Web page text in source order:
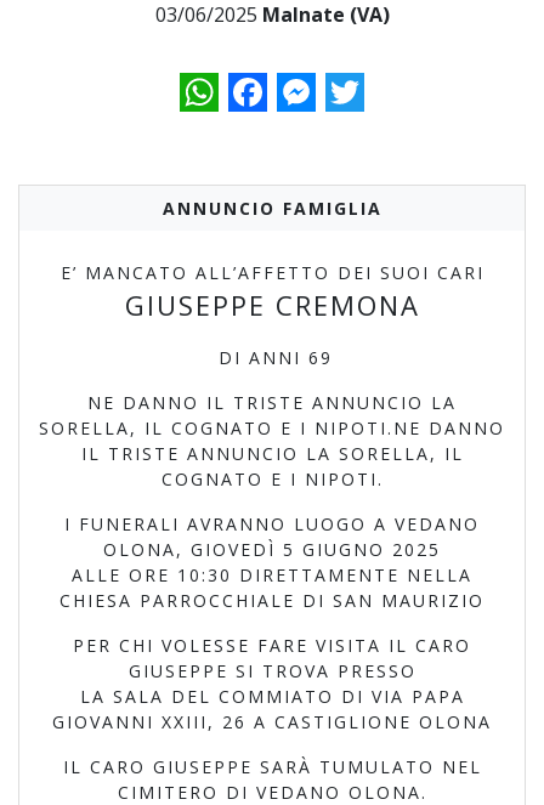
03/06/2025 Malnate (VA)
WhatsAppFacebookMessenger
Twitter
ANNUNCIO FAMIGLIA
E’ MANCATO ALL’AFFETTO DEI SUOI CARI
GIUSEPPE CREMONA
DI ANNI 69
NE DANNO IL TRISTE ANNUNCIO LA
SORELLA, IL COGNATO E I NIPOTI.NE DANNO
IL TRISTE ANNUNCIO LA SORELLA, IL
COGNATO E I NIPOTI.
I FUNERALI AVRANNO LUOGO A VEDANO
OLONA, GIOVEDÌ 5 GIUGNO 2025
ALLE ORE 10:30 DIRETTAMENTE NELLA
CHIESA PARROCCHIALE DI SAN MAURIZIO
PER CHI VOLESSE FARE VISITA IL CARO
GIUSEPPE SI TROVA PRESSO
LA SALA DEL COMMIATO DI VIA PAPA
GIOVANNI XXIII, 26 A CASTIGLIONE OLONA
IL CARO GIUSEPPE SARÀ TUMULATO NEL
CIMITERO DI VEDANO OLONA.